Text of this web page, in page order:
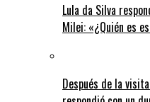
Lula da Silva
Milei: «¿Quién es
Después de la